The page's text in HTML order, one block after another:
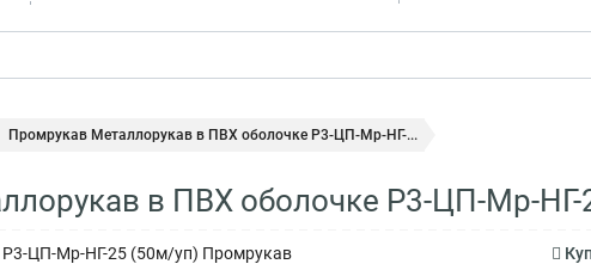
Промрукав Металлорукав в ПВХ оболочке Р3-ЦП-Мр-НГ-...
в ПВХ оболочке Р3-ЦП-Мр-НГ-
ЦП-Мр-НГ-25 (50м/уп) Промрукав